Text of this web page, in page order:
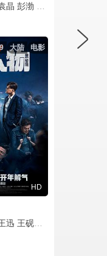
国 郑强 郑楚一
宋永恒 栾蕾英
晶 彭渤
黄烁文 孙蛟龙
戴菲 侍宣如
曹馨月 赵千紫
电影
大陆
HD
迅 王砚辉